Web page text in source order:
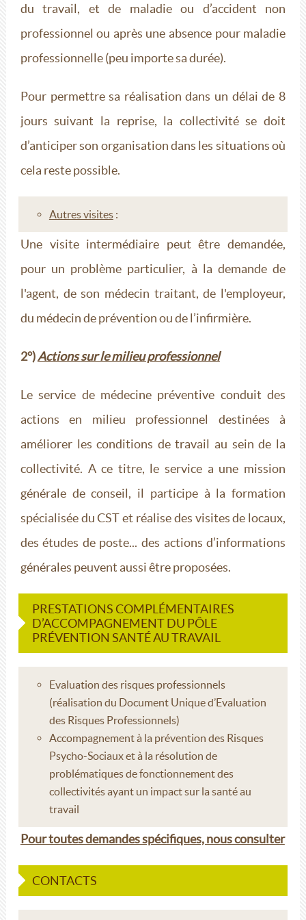
du travail, et de maladie ou d’accident non
professionnel ou après une absence pour maladie
professionnelle (peu importe sa durée).
Pour permettre sa réalisation dans un délai de 8
jours suivant la reprise, la collectivité se doit
d’anticiper son organisation dans les situations où
cela reste possible.
Autres visites:
Une visite intermédiaire peut être demandée,
pour un problème particulier, à la demande de
l'agent, de son médecin traitant, de l'employeur,
du médecin de prévention ou de l’infirmière.
2°)Actionssur le milieu professionnel
Le service de médecine préventive conduit des
actions en milieu professionnel destinées à
améliorer les conditions de travail au sein de la
collectivité. A ce titre, le service a une mission
générale de conseil, il participe à la formation
spécialisée du CST et réalise des visites de locaux,
des études de poste... des actions d’informations
générales peuvent aussi être proposées.
PRESTATIONS COMPLÉMENTAIRES
D’ACCOMPAGNEMENT DU PÔLE
PRÉVENTION SANTÉ AU TRAVAIL
Evaluation des risques professionnels
(réalisation du Document Unique d’Evaluation
des Risques Professionnels)
Accompagnement à la prévention des Risques
Psycho-Sociaux et à la résolution de
problématiques de fonctionnement des
collectivités ayant un impact sur la santé au
travail
Pour toutes demandes spécifiques, nous consulter
CONTACTS